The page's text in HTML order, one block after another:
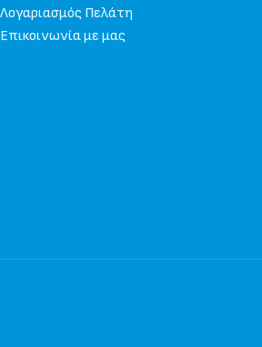
Λογαριασμός Πελάτη
Επικοινωνία με μας